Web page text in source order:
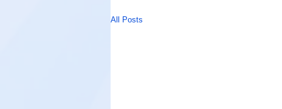
All Posts